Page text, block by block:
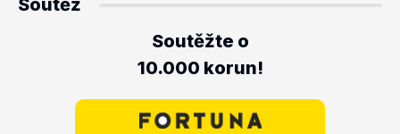
Soutěžte o
10.000 korun!